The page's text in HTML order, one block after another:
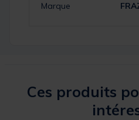
Marque
Ces produits